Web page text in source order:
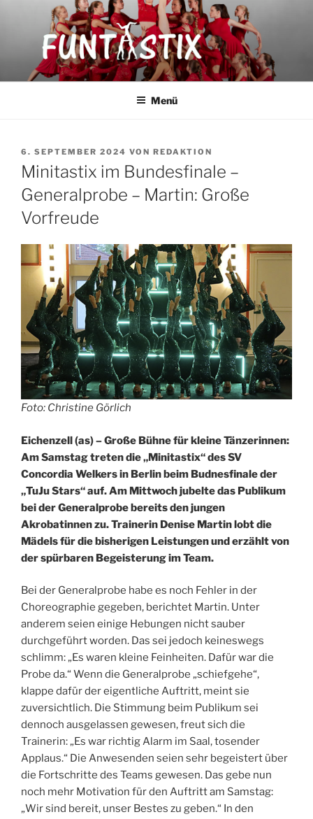
FUNTASTIX
Showakrobatik
Menü
VERÖFFENTLICHT
AM
6. SEPTEMBER 2024 VON REDAKTION
Minitastix im Bundesfinale –
Generalprobe – Martin: Große
Vorfreude
Foto: Christine Görlich
Eichenzell (as) – Große Bühne für kleine Tänzerinnen:
Am Samstag treten die „Minitastix“ des SV
Concordia Welkers in Berlin beim Budnesfinale der
„TuJu Stars“ auf. Am Mittwoch jubelte das Publikum
bei der Generalprobe bereits den jungen
Akrobatinnen zu. Trainerin Denise Martin lobt die
Mädels für die bisherigen Leistungen und erzählt von
der spürbaren Begeisterung im Team.
Bei der Generalprobe habe es noch Fehler in der
Choreographie gegeben, berichtet Martin. Unter
anderem seien einige Hebungen nicht sauber
durchgeführt worden. Das sei jedoch keineswegs
schlimm: „Es waren kleine Feinheiten. Dafür war die
Probe da.“ Wenn die Generalprobe „schiefgehe“,
klappe dafür der eigentliche Auftritt, meint sie
zuversichtlich. Die Stimmung beim Publikum sei
dennoch ausgelassen gewesen, freut sich die
Trainerin: „Es war richtig Alarm im Saal, tosender
Applaus.“ Die Anwesenden seien sehr begeistert über
die Fortschritte des Teams gewesen. Das gebe nun
noch mehr Motivation für den Auftritt am Samstag:
„Wir sind bereit, unser Bestes zu geben.“ In den